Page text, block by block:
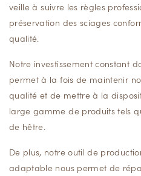
veille à suivre les règles
préservation des sciages
qualité.
Notre investissement constant
permet à la fois de maintenir
qualité et de mettre à la
large gamme de produits tels
de hêtre.
De plus, notre outil de
adaptable nous permet de